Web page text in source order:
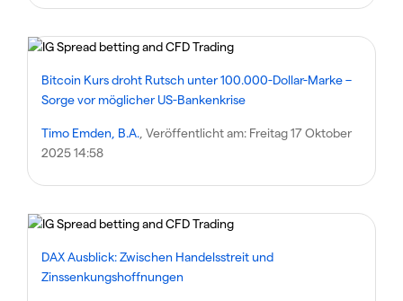
Bitcoin Kurs droht Rutsch unter 100.000-Dollar-Marke –
Sorge vor möglicher US-Bankenkrise
Timo Emden, B.A. , Veröffentlicht am: Freitag 17 Oktober
2025 14:58
DAX Ausblick: Zwischen Handelsstreit und
Zinssenkungshoffnungen